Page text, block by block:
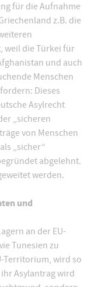
für die Aufnahme
z.B. die
weil die Türkei für
und auch
Menschen
Dieses
Asylrecht
„sicheren
von Menschen
„sicher“
abgelehnt.
werden.
und
an der EU-
Tunesien zu
Territorium, wird so
Asylantrag wird